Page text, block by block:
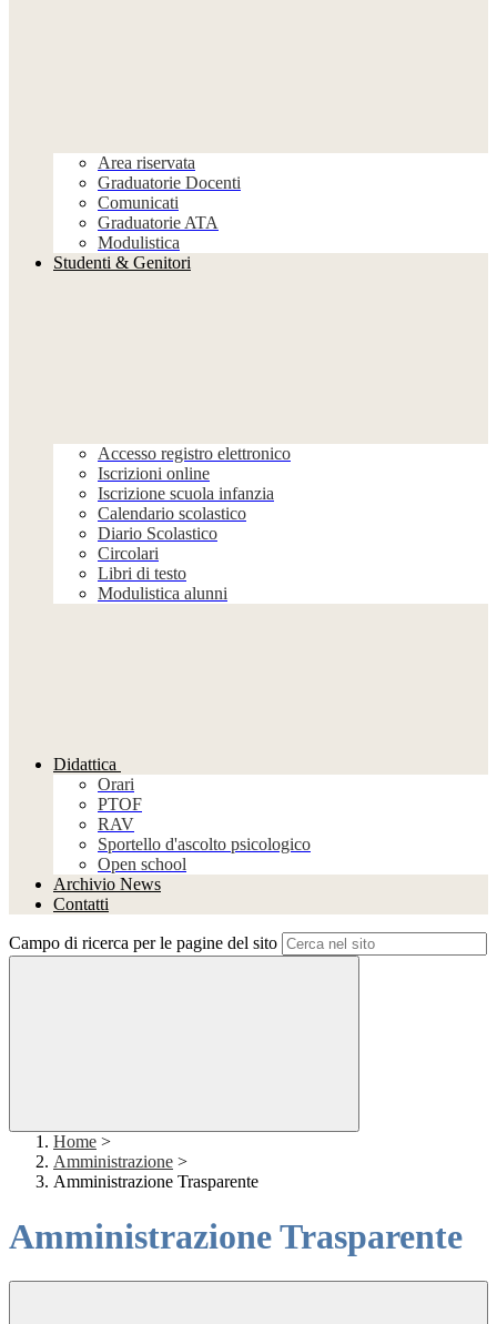
Area riservata
Graduatorie Docenti
Comunicati
Graduatorie ATA
Modulistica
Studenti & Genitori
Accesso registro elettronico
Iscrizioni online
Iscrizione scuola infanzia
Calendario scolastico
Diario Scolastico
Circolari
Libri di testo
Modulistica alunni
Didattica
Orari
PTOF
RAV
Sportello d'ascolto psicologico
Open school
Archivio News
Contatti
Campo di ricerca per le pagine del sito
Home >
Amministrazione >
Amministrazione Trasparente
Amministrazione Trasparente